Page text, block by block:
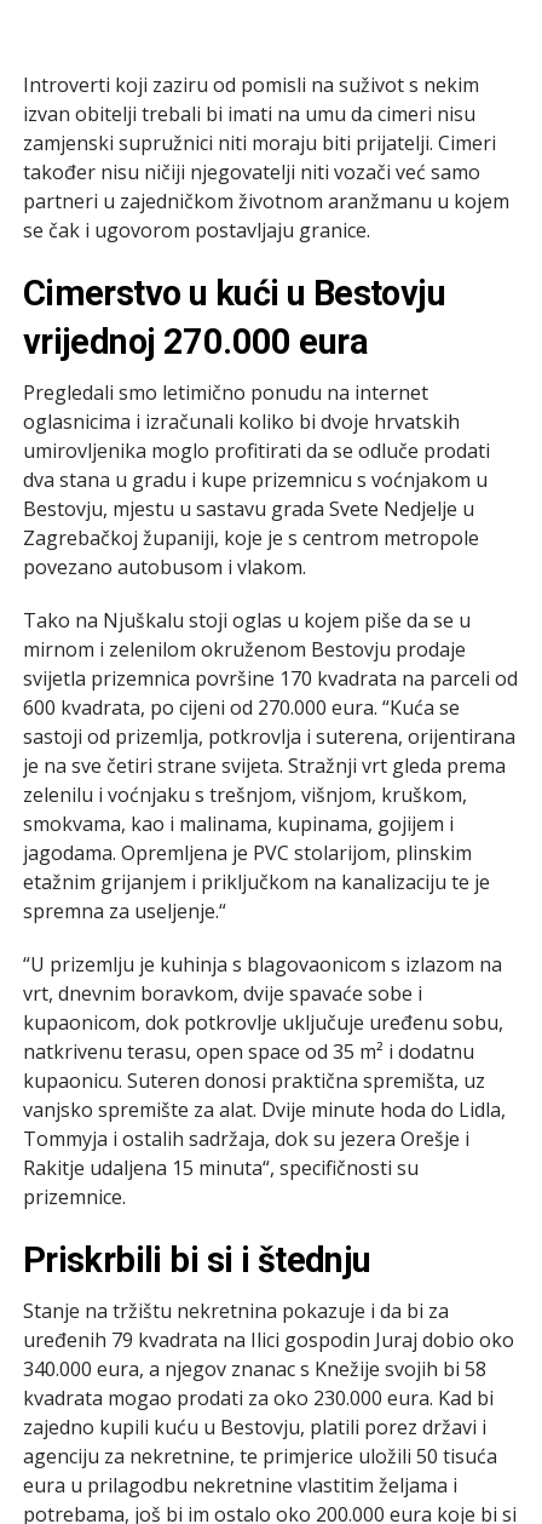
Introverti koji zaziru od pomisli na suživot s nekim
izvan obitelji trebali bi imati na umu da cimeri nisu
zamjenski supružnici niti moraju biti prijatelji. Cimeri
također nisu ničiji njegovatelji niti vozači već samo
partneri u zajedničkom životnom aranžmanu u kojem
se čak i ugovorom postavljaju granice.
Cimerstvo u kući u Bestovju
vrijednoj 270.000 eura
Pregledali smo letimično ponudu na internet
oglasnicima i izračunali koliko bi dvoje hrvatskih
umirovljenika moglo profitirati da se odluče prodati
dva stana u gradu i kupe prizemnicu s voćnjakom u
Bestovju, mjestu u sastavu grada Svete Nedjelje u
Zagrebačkoj županiji, koje je s centrom metropole
povezano autobusom i vlakom.
Tako na Njuškalu stoji oglas u kojem piše da se u
mirnom i zelenilom okruženom Bestovju prodaje
svijetla prizemnica površine 170 kvadrata na parceli od
600 kvadrata, po cijeni od 270.000 eura. “Kuća se
sastoji od prizemlja, potkrovlja i suterena, orijentirana
je na sve četiri strane svijeta. Stražnji vrt gleda prema
zelenilu i voćnjaku s trešnjom, višnjom, kruškom,
smokvama, kao i malinama, kupinama, gojijem i
jagodama. Opremljena je PVC stolarijom, plinskim
etažnim grijanjem i priključkom na kanalizaciju te je
spremna za useljenje.“
“U prizemlju je kuhinja s blagovaonicom s izlazom na
vrt, dnevnim boravkom, dvije spavaće sobe i
kupaonicom, dok potkrovlje uključuje uređenu sobu,
natkrivenu terasu, open space od 35 m² i dodatnu
kupaonicu. Suteren donosi praktična spremišta, uz
vanjsko spremište za alat. Dvije minute hoda do Lidla,
Tommyja i ostalih sadržaja, dok su jezera Orešje i
Rakitje udaljena 15 minuta“, specifičnosti su
prizemnice.
Priskrbili bi si i štednju
Stanje na tržištu nekretnina pokazuje i da bi za
uređenih 79 kvadrata na Ilici gospodin Juraj dobio oko
340.000 eura, a njegov znanac s Knežije svojih bi 58
kvadrata mogao prodati za oko 230.000 eura. Kad bi
zajedno kupili kuću u Bestovju, platili porez državi i
agenciju za nekretnine, te primjerice uložili 50 tisuća
eura u prilagodbu nekretnine vlastitim željama i
potrebama, još bi im ostalo oko 200.000 eura koje bi si